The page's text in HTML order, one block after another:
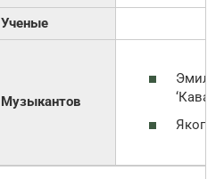
Ученые
Музыкантов
Якопо